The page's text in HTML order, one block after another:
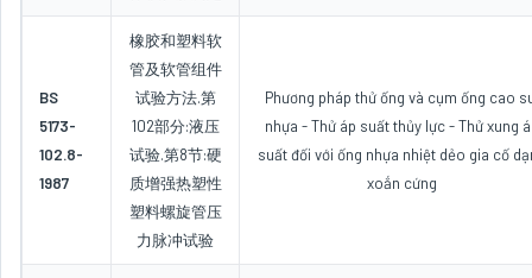
BS
5173-
102.8-
1987
橡胶和塑料软
管及软管组件
试验方法.第
102部分:液压
试验.第8节:硬
质增强热塑性
塑料螺旋管压
力脉冲试验
Phương pháp thử ống và cụm ống cao
nhựa - Thử áp suất thủy lực - Thử xung
suất đối với ống nhựa nhiệt dẻo gia cố
xoắn cứng